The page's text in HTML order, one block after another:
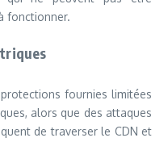
fonctionner.
fournies limitées
alors que des attaques
de traverser le CDN et